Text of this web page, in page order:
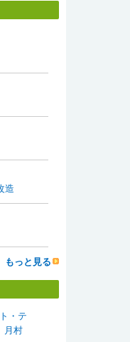
造
もっと見る
・テ
月村